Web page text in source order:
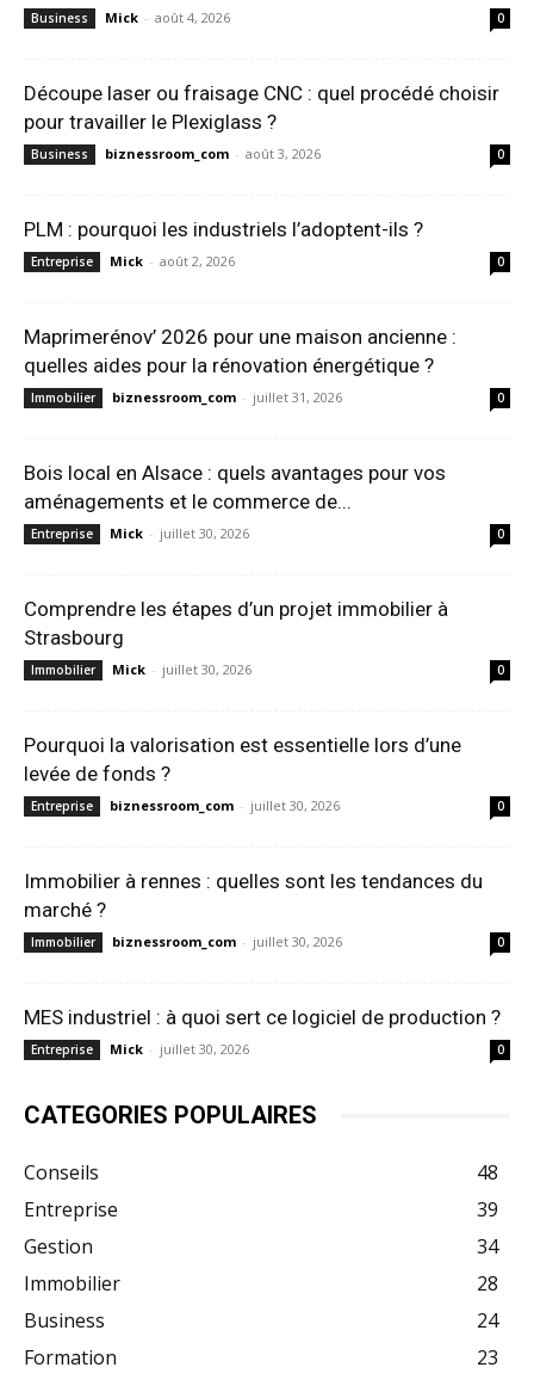
Business Mick - août 4, 2026 0
Découpe laser ou fraisage CNC : quel procédé choisir
pour travailler le Plexiglass ?
Business biznessroom_com - août 3, 2026 0
PLM : pourquoi les industriels l’adoptent-ils ?
Entreprise Mick - août 2, 2026 0
Maprimerénov’ 2026 pour une maison ancienne :
quelles aides pour la rénovation énergétique ?
Immobilier biznessroom_com - juillet 31, 2026 0
Bois local en Alsace : quels avantages pour vos
aménagements et le commerce de...
Entreprise Mick - juillet 30, 2026 0
Comprendre les étapes d’un projet immobilier à
Strasbourg
Immobilier Mick - juillet 30, 2026 0
Pourquoi la valorisation est essentielle lors d’une
levée de fonds ?
Entreprise biznessroom_com - juillet 30, 2026 0
Immobilier à rennes : quelles sont les tendances du
marché ?
Immobilier biznessroom_com - juillet 30, 2026 0
MES industriel : à quoi sert ce logiciel de production ?
Entreprise Mick - juillet 30, 2026 0
CATEGORIES POPULAIRES
Conseils
48
Entreprise
39
Gestion
34
Immobilier
28
Business
24
Formation
23